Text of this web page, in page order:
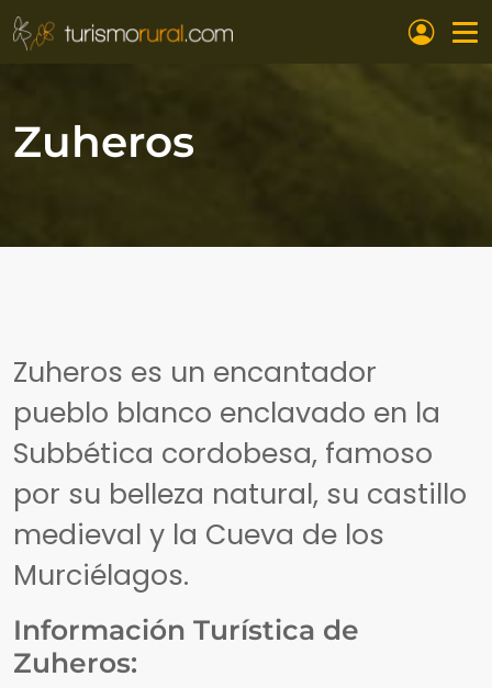
Pasar al contenido principal
Zuheros
Zuheros es un encantador
pueblo blanco enclavado en la
Subbética cordobesa, famoso
por su belleza natural, su castillo
medieval y la Cueva de los
Murciélagos.
Información Turística de
Zuheros: